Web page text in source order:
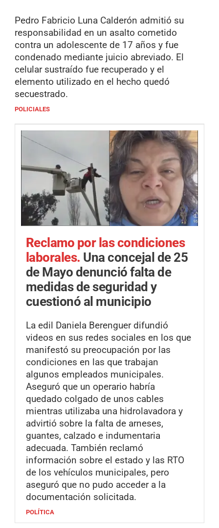
Pedro Fabricio Luna Calderón admitió su
responsabilidad en un asalto cometido
contra un adolescente de 17 años y fue
condenado mediante juicio abreviado. El
celular sustraído fue recuperado y el
elemento utilizado en el hecho quedó
secuestrado.
POLICIALES
Reclamo por las condiciones
laborales. Una concejal de 25
de Mayo denunció falta de
medidas de seguridad y
cuestionó al municipio
La edil Daniela Berenguer difundió
videos en sus redes sociales en los que
manifestó su preocupación por las
condiciones en las que trabajan
algunos empleados municipales.
Aseguró que un operario habría
quedado colgado de unos cables
mientras utilizaba una hidrolavadora y
advirtió sobre la falta de arneses,
guantes, calzado e indumentaria
adecuada. También reclamó
información sobre el estado y las RTO
de los vehículos municipales, pero
aseguró que no pudo acceder a la
documentación solicitada.
POLÍTICA